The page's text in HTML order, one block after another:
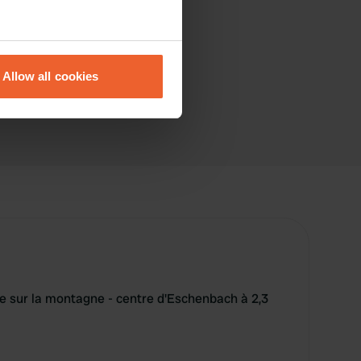
meters
Allow all cookies
sur la montagne - centre d'Eschenbach à 2,3